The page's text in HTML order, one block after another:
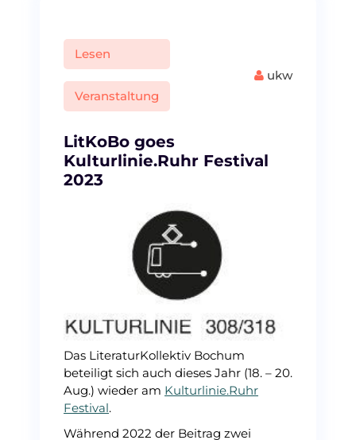
Lesen
Veranstaltung
ukw
LitKoBo goes
Kulturlinie.Ruhr Festival
2023
Das LiteraturKollektiv Bochum
beteiligt sich auch dieses Jahr (18. – 20.
Aug.) wieder am Kulturlinie.Ruhr
Festival.
Während 2022 der Beitrag zwei